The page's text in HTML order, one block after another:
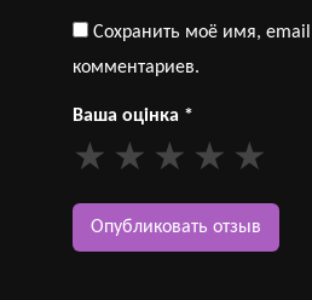
Сохранить моё имя,
комментариев.
Ваша оцінка *